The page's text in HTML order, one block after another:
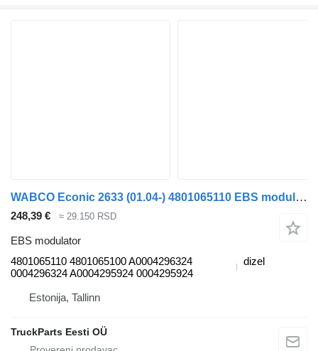
WABCO Econic 2633 (01.04-) 4801065110 EBS modulator za Mercedes-Benz Econic (1998-2014) tegljača
248,39 € ≈ 29.150 RSD
EBS modulator
4801065110 4801065100 A0004296324
0004296324 A0004295924 0004295924
dizel
Estonija, Tallinn
TruckParts Eesti OÜ